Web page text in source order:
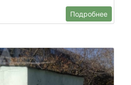
Подробнее